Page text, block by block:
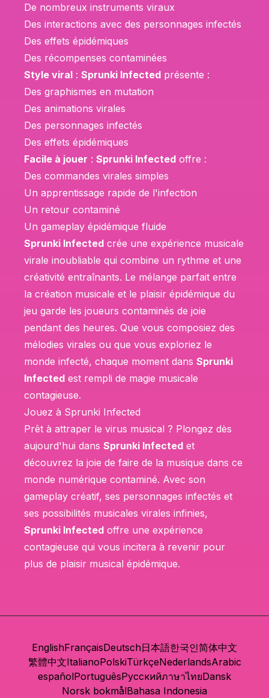
De nombreux instruments viraux
Des interactions avec des personnages infectés
Des effets épidémiques
Des récompenses contaminées
Style viral : Sprunki Infected présente :
Des graphismes en mutation
Des animations virales
Des personnages infectés
Des effets épidémiques
Facile à jouer : Sprunki Infected offre :
Des commandes virales simples
Un apprentissage rapide de l'infection
Un retour contaminé
Un gameplay épidémique fluide
Sprunki Infected crée une expérience musicale
virale inoubliable qui combine un rythme et une
créativité entraînants. Le mélange parfait entre
la création musicale et le plaisir épidémique du
jeu garde les joueurs contaminés de joie
pendant des heures. Que vous composiez des
mélodies virales ou que vous exploriez le
monde infecté, chaque moment dans Sprunki
Infected est rempli de magie musicale
contagieuse.
Jouez à Sprunki Infected
Prêt à attraper le virus musical ? Plongez dès
aujourd'hui dans Sprunki Infected et
découvrez la joie de faire de la musique dans ce
monde numérique contaminé. Avec son
gameplay créatif, ses personnages infectés et
ses possibilités musicales virales infinies,
Sprunki Infected offre une expérience
contagieuse qui vous incitera à revenir pour
plus de plaisir musical épidémique.
EnglishFrançaisDeutsch日本語한국인简体中文
繁體中文ItalianoPolskiTürkçeNederlandsArabic
españolPortuguêsРусскийภาษาไทยDansk
Norsk bokmålBahasa Indonesia